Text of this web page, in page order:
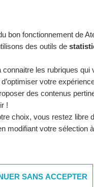
fumée et légumes
de nos régions
bon fonctionnement de
des outils de
connaitre les rubriques qui
votre
des contenus
!
choix, vous restez libre
modifiant votre sélection
SANS ACCEPTER